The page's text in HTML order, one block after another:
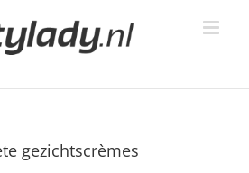
gezichtscrèmes